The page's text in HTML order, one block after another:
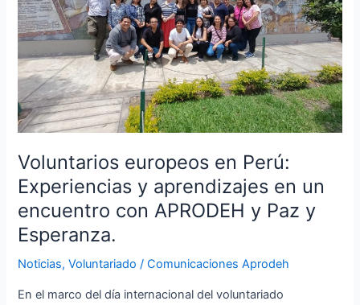
Voluntarios europeos en Perú:
Experiencias y aprendizajes en un
encuentro con APRODEH y Paz y
Esperanza.
Noticias,Voluntariado /Comunicaciones Aprodeh
En el marco del día internacional del voluntariado
aprendizajes
en
un
encuentro
con
APRODEH
y
y
Esperanza.